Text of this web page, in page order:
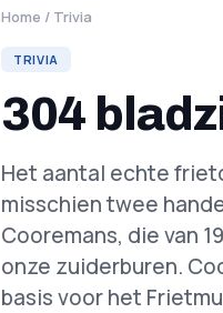
Home / Trivia
TRIVIA
304
Het aantal echte
misschien twee
Cooremans, die van
onze zuiderburen.
basis voor het